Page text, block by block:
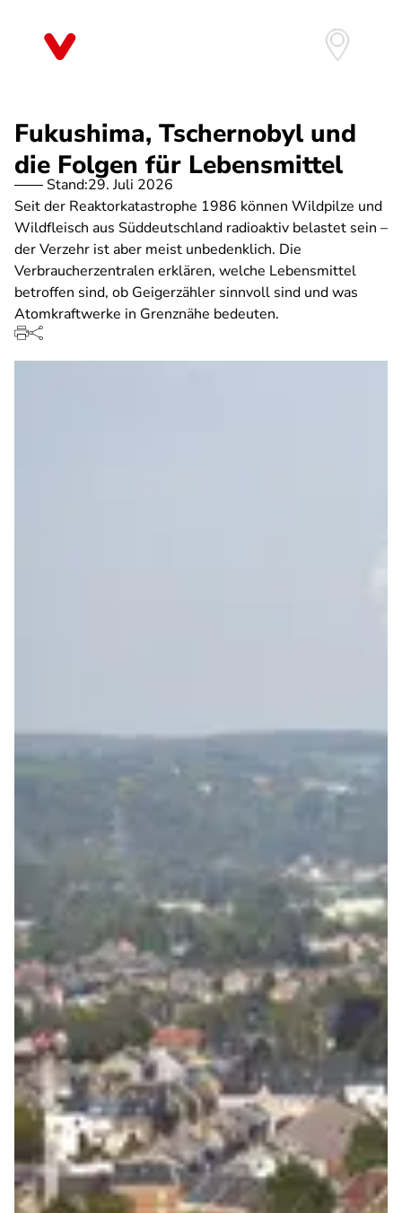
Fukushima, Tschernobyl und
die Folgen für Lebensmittel
Stand:29. Juli 2026
Seit der Reaktorkatastrophe 1986 können Wildpilze und
Wildfleisch aus Süddeutschland radioaktiv belastet sein –
der Verzehr ist aber meist unbedenklich. Die
Verbraucherzentralen erklären, welche Lebensmittel
betroffen sind, ob Geigerzähler sinnvoll sind und was
Atomkraftwerke in Grenznähe bedeuten.